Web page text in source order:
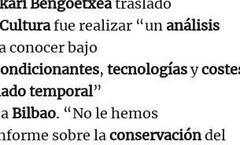
fue realizar “unanálisis
conocer bajo
, tecnologíasy
temporal”
aBilbao. “No le hemos
sobre laconservacióndel